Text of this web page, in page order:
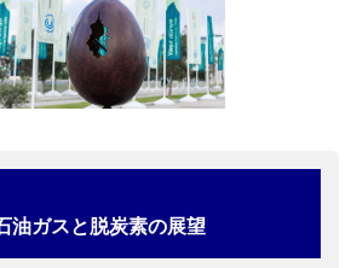
油ガスと脱炭素の展望